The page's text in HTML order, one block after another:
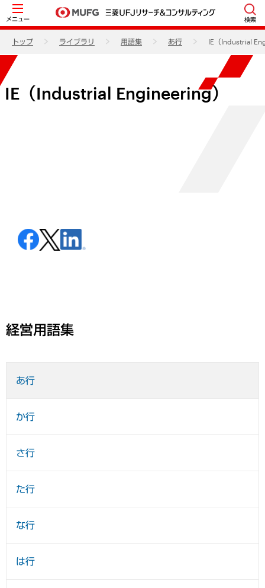
メニュー 検索
トップ ライブラリ 用語集 あ行 IE（Industrial
IE（Industrial Engineering）
経営用語集
あ行
か行
さ行
た行
な行
は行